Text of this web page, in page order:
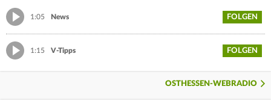
1:05 News FOLGEN
1:15 V-Tipps FOLGEN
OSTHESSEN-WEBRADIO